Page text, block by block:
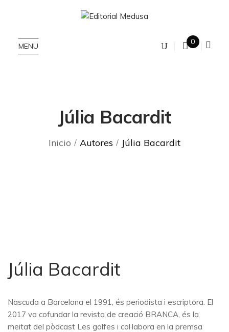
MENU 0
Júlia Bacardit
Inicio Autores Júlia Bacardit
Júlia Bacardit
Nascuda a Barcelona el 1991, és periodista i escriptora. El
2017 va cofundar la revista de creació BRANCA, és la
meitat del pòdcast Les golfes i col·labora en la premsa